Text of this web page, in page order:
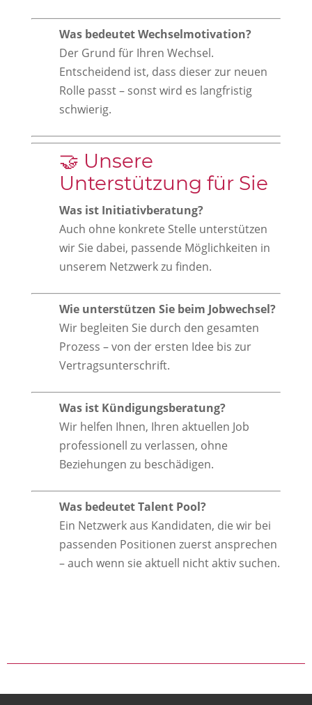
Was bedeutet Wechselmotivation?
Der Grund für Ihren Wechsel.
Entscheidend ist, dass dieser zur neuen
Rolle passt – sonst wird es langfristig
schwierig.
🤝 Unsere
Unterstützung für Sie
Was ist Initiativberatung?
Auch ohne konkrete Stelle unterstützen
wir Sie dabei, passende Möglichkeiten in
unserem Netzwerk zu finden.
Wie unterstützen Sie beim Jobwechsel?
Wir begleiten Sie durch den gesamten
Prozess – von der ersten Idee bis zur
Vertragsunterschrift.
Was ist Kündigungsberatung?
Wir helfen Ihnen, Ihren aktuellen Job
professionell zu verlassen, ohne
Beziehungen zu beschädigen.
Was bedeutet Talent Pool?
Ein Netzwerk aus Kandidaten, die wir bei
passenden Positionen zuerst ansprechen
– auch wenn sie aktuell nicht aktiv suchen.